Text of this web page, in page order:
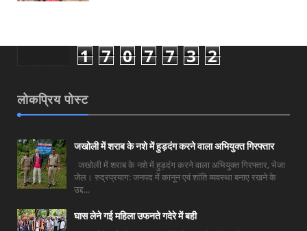
1 7 0 7 7 3 2
लोकप्रिय पोस्ट
जखोली में शराब के नशे में हुड़दंग करने वाला अभियुक्त गिरफ्तार
जखोली में शराब के नशे में हुड़दंग करने वाला अभियुक्त गिरफ्तार, भेजा
जेल। रुद्रप्रयाग: जनपद में कानून एवं शांति व्यवस्था बनाए रखने के
उद्द...
घास लेने गई महिला उफनते गदेरे में बही